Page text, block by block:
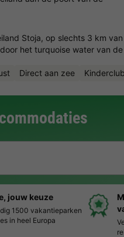
Stoja, op slechts 3 km
het turquoise water van
Direct aan zee
jouw keuze
1500 vakantieparken
in heel Europa